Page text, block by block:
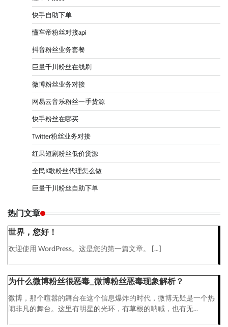
快手自助下单
懂车帝粉丝对接api
抖音粉丝业务套餐
巨量千川粉丝在线刷
微博粉丝业务对接
网易云音乐粉丝一手货源
快手粉丝在哪买
Twitter粉丝业务对接
红果短剧粉丝低价货源
全民K歌粉丝代理怎么做
巨量千川粉丝自助下单
热门文章
世界，您好！
欢迎使用 WordPress。这是您的第一篇文章。 […]
为什么微博粉丝很恶毒_微博粉丝恶毒现象解析？
微博，那个喧嚣的舞台在这个信息爆炸的时代，微博无疑是一个热
闹非凡的舞台。这里有明星的光环，有草根的呐喊，也有无...